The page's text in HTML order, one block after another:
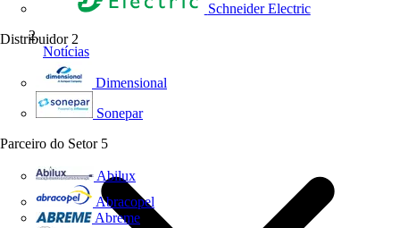
Schneider Electric
Distribuidor 2
Dimensional
Sonepar
Parceiro do Setor 5
Abilux
Abracopel
Abreme
Notícias